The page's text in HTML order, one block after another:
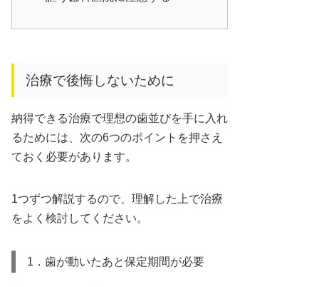
治療で後悔しないために
納得できる治療で理想の歯並びを手に入れ
るためには、次の6つのポイントを押さえ
ておく必要があります。
1つずつ解説するので、理解した上で治療
をよく検討してください。
1．歯が動いたあと保定期間が必要